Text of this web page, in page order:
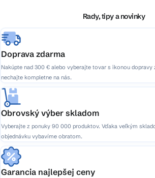
e
Rady, tipy a novinky
Doprava zdarma
Nakúpte nad 300 € alebo vyberajte tovar s ikonou dopravy
nechajte kompletne na nás.
Obrovský výber skladom
Vyberajte z ponuky 90 000 produktov. Vďaka veľkým
objednávku vybavíme obratom.
Garancia najlepšej ceny